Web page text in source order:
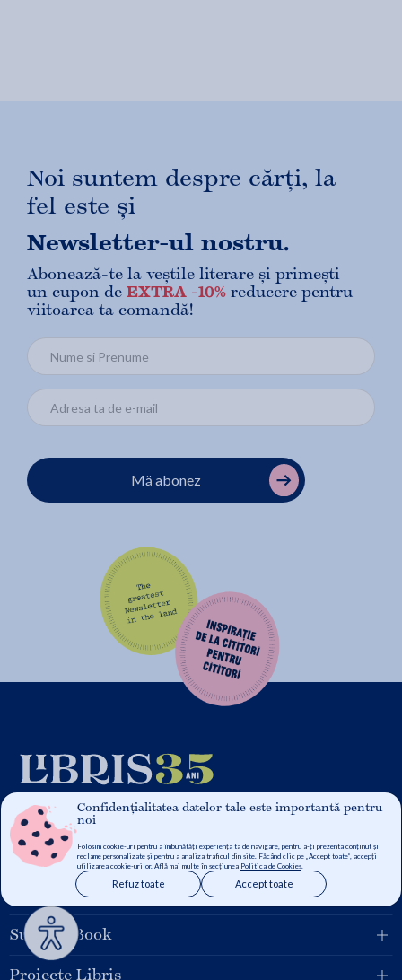
Confidențialitatea datelor tale este importantă pentru
noi
Folosim cookie-uri pentru a îmbunătăți experiența ta de navigare, pentru a-ți prezenta conținut și
reclame personalizate și pentru a analiza traficul din site. Făcând clic pe „Accept toate”, accepți
utilizarea cookie-urilor. Află mai multe în secțiunea Politica de Cookies.
Accept toate
Refuz toate
Noi suntem despre cărți, la
fel este și
Newsletter-ul nostru.
Abonează-te la veștile literare și primești
un cupon de EXTRA -10% reducere pentru
viitoarea ta comandă!
Mă abonez
Grupul Libris
Pentru tine
Suport eBook
Proiecte Libris